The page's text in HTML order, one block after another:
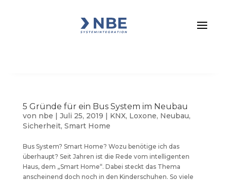
5 Gründe für ein Bus System im Neubau
von nbe | Juli 25, 2019 | KNX, Loxone, Neubau,
Sicherheit, Smart Home
Bus System? Smart Home? Wozu benötige ich das
überhaupt? Seit Jahren ist die Rede vom intelligenten
Haus, dem „Smart Home“. Dabei steckt das Thema
anscheinend doch noch in den Kinderschuhen. So viele